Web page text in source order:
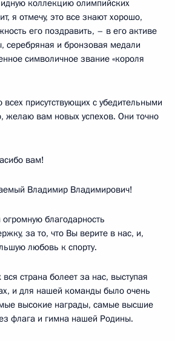
коллекцию олимпийских
я отмечу, это все знают хорошо,
его поздравить, – в его активе
серебряная и бронзовая медали
символичное звание «короля
присутствующих с убедительными
желаю вам новых успехов. Они точно
вам!
Владимир Владимирович!
благодарность
за то, что Вы верите в нас, и,
любовь к спорту.
страна болеет за нас, выступая
и для нашей команды было очень
высокие награды, самые высшие
флага и гимна нашей Родины.